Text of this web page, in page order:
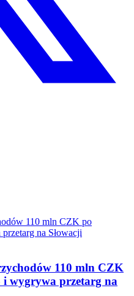
110 mln CZK
wygrywa przetarg na